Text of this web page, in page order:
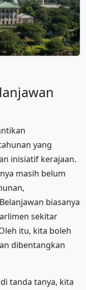
yang
inisiatif kerajaan.
masih belum
biasanya
sekitar
itu, kita boleh
dibentangkan
tanda tanya, kita